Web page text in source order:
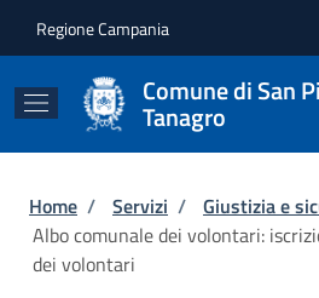
Regione Campania
Comune di San
Tanagro
Briciole di pane
Home / Servizi / Giustizia e
Albo comunale dei volontari:
dei volontari